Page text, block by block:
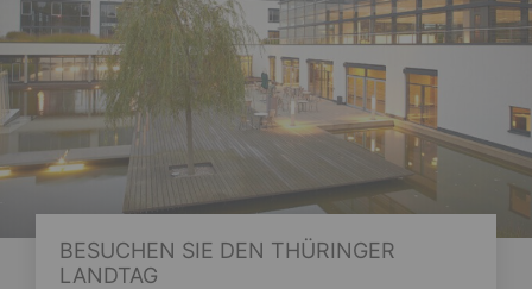
BESUCHEN SIE DEN THÜRINGER
LANDTAG